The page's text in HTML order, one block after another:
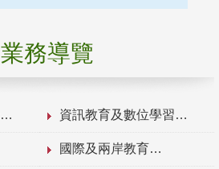
業務導覽
資訊教育及數位學習
國際及兩岸教育